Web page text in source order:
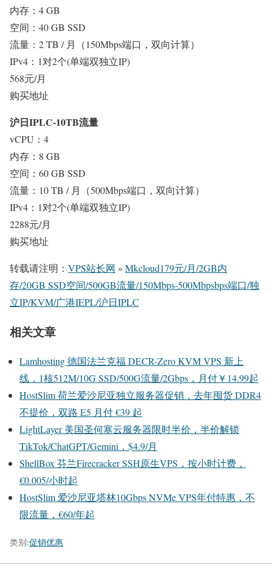
内存：4 GB
空间：40 GB SSD
流量：2 TB / 月（150Mbps端口，双向计算）
IPv4：1对2个(单端双独立IP)
568元/月
购买地址
沪日IPLC-10TB流量
vCPU：4
内存：8 GB
空间：60 GB SSD
流量：10 TB / 月（500Mbps端口，双向计算）
IPv4：1对2个(单端双独立IP)
2288元/月
购买地址
转载请注明： VPS站长网 » Mkcloud179元/月/2GB内
存/20GB SSD空间/500GB流量/150Mbps-500Mbpsbps端口/独
立IP/KVM/广港IEPL/沪日IPLC
相关文章
Lamhosting 德国法兰克福 DECR-Zero KVM VPS 新上
线，1核512M/10G SSD/500G流量/2Gbps，月付￥14.99起
HostSlim 荷兰爱沙尼亚独立服务器促销，去年囤货 DDR4
不提价，双路 E5 月付 €39 起
LightLayer 美国圣何塞云服务器限时半价，半价解锁
TikTok/ChatGPT/Gemini，$4.9/月
ShellBox 芬兰Firecracker SSH原生VPS，按小时计费，
€0.005/小时起
HostSlim 爱沙尼亚塔林10Gbps NVMe VPS年付特惠，不
限流量，€60/年起
类别:促销优惠